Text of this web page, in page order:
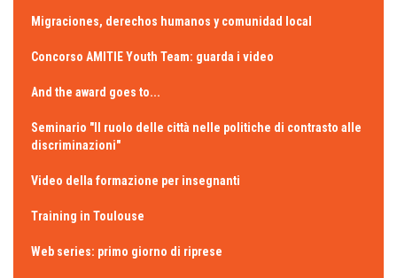
Migraciones, derechos humanos y comunidad local
Concorso AMITIE Youth Team: guarda i video
And the award goes to...
Seminario "Il ruolo delle città nelle politiche di contrasto alle
discriminazioni"
Video della formazione per insegnanti
Training in Toulouse
Web series: primo giorno di riprese